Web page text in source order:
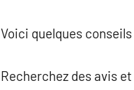
Voici quelques conseils
Recherchez des avis